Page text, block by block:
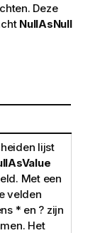
Deze
NullAsNull
lijst
Met een
velden
* en ? zijn
Het